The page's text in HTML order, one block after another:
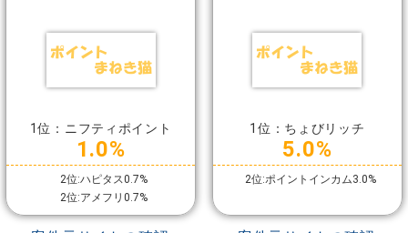
1位：ニフティポイント
1.0%
2位:ハピタス0.7%
2位:アメフリ0.7%
1位：ちょびリッチ
5.0%
2位:ポイントインカム3.0%